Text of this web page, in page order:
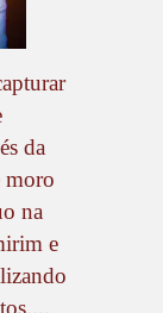
da
moro
na
e